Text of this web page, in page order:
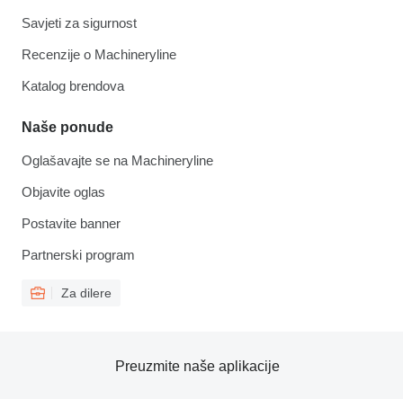
Savjeti za sigurnost
Recenzije o Machineryline
Katalog brendova
Naše ponude
Oglašavajte se na Machineryline
Objavite oglas
Postavite banner
Partnerski program
Za dilere
Preuzmite naše aplikacije